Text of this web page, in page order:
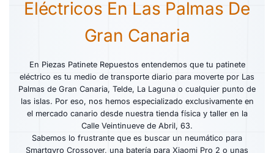
Eléctricos En Las Palmas De
Gran Canaria
En Piezas Patinete Repuestos entendemos que tu patinete
eléctrico es tu medio de transporte diario para moverte por Las
Palmas de Gran Canaria, Telde, La Laguna o cualquier punto de
las islas. Por eso, nos hemos especializado exclusivamente en
el mercado canario desde nuestra tienda física y taller en la
Calle Veintinueve de Abril, 63.
Sabemos lo frustrante que es buscar un neumático para
Smartgyro Crossover, una batería para Xiaomi Pro 2 o unas